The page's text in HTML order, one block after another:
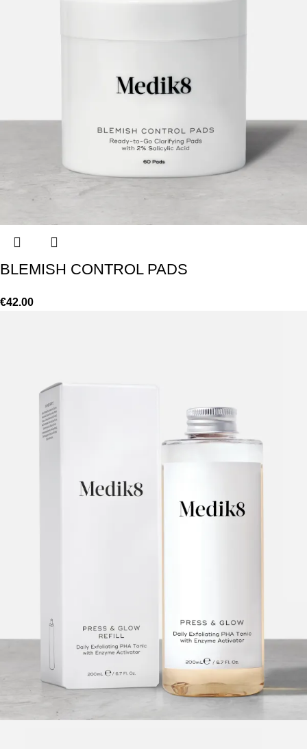
BLEMISH CONTROL PADS
€42.00